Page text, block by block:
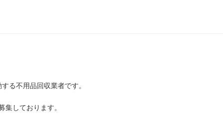
る不用品回収業者です。
しております。